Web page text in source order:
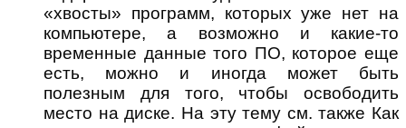
«хвосты» программ, которых уже нет на
компьютере, а возможно и какие-то
временные данные того ПО, которое еще
есть, можно и иногда может быть
полезным для того, чтобы освободить
место на диске. На эту тему см. также Как